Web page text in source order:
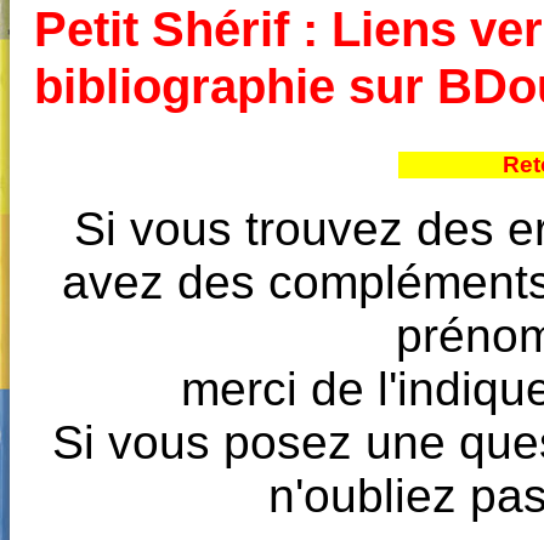
Petit Shérif : Liens
bibliographie sur
Si vous trouvez des
avez des
merci de
Si vous posez une
n'oubliez